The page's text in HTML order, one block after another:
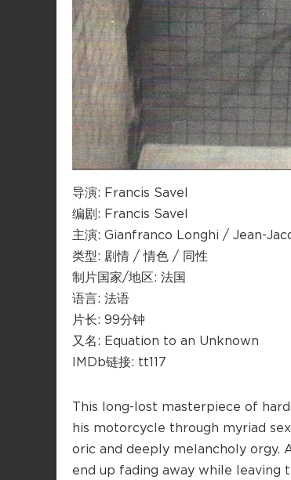
导演: Francis Savel
编剧: Francis Savel
主演: Gianfranco Longhi / Jean-
类型: 剧情 / 情色 / 同性
制片国家/地区: 法国
语言: 法语
片长: 99分钟
又名: Equation to an Unknown
IMDb链接: tt117
This long-lost masterpiece of
his motorcycle through myriad
oric and deeply melancholy orgy.
end up fading away while leaving